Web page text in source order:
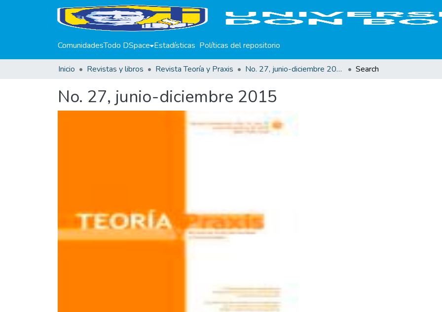
ComunidadesTodo DSpace Estadísticas Políticas del repositorio
Inicio Revistas y libros Revista Teoría y Praxis No. 27, junio-diciembre 2015 Search
No. 27, junio-diciembre 2015